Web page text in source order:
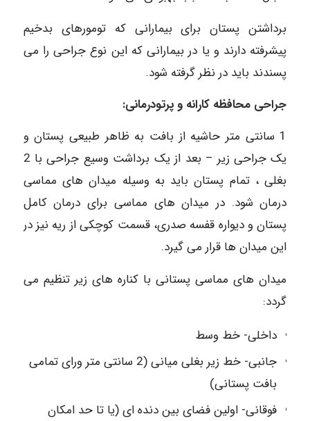
برداشتن پستان برای بیمارانی که تومورهای بدخیم
پیشرفته دارند و یا در بیمارانی که این نوع جراحی را می
پسندند باید در نظر گرفته شود.
جراحی محافظه کارانه و پرتودرمانی:
1 سانتی متر حاشیه از بافت به ظاهر طبیعی پستان و
یک جراحی زیر – بعد از یک برداشت وسیع جراحی با 2
بغلی ، تمام پستان باید به وسیله میدان های مماسی
درمان شود. در میدان های مماسی برای درمان کامل
پستان و دیواره قفسه صدری، قسمت کوچکی از ریه نیز در
این میدان ها قرار می گیرد.
میدان های مماسی پستانی با کناره های زیر تنظیم می
گردد:
داخلی- خط وسط
جانبی- خط زیر بغلی میانی (2 سانتی متر ورای تمامی
بافت پستانی)
فوقانی- اولین فضای بین دنده ای (یا تا حد امکان